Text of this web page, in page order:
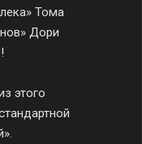
Тома
Дори
этого